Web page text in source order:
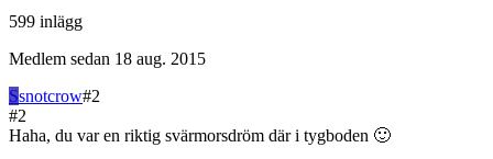
599 inlägg
Medlem sedan 18 aug. 2015
Ssnotcrow#2
#2
Haha, du var en riktig svärmorsdröm där i tygboden 🙂